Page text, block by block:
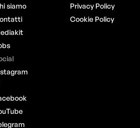
siamo
Privacy Policy
Cookie Policy